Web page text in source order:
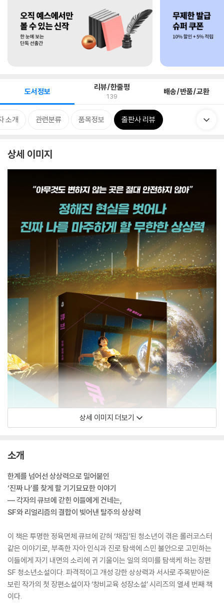
도서정보 리뷰/한줄평
139 배송/반품/교환
소개 관련분류 품목정보 출판사 리뷰
상세 이미지
상세 이미지 더보기
소개
한계를 넘어선 상상력으로 밀어붙인
‘진짜 나’를 찾게 할 기기묘묘한 이야기
― 각자의 큐브에 갇힌 이들에게 건네는,
SF와 리얼리즘의 결합이 빚어낸 탈주의 상상력
이 책은 투명한 정육면체 큐브에 갇혀 ‘채집’된 청소년이 겪은 롤러코스터
같은 이야기로, 부족한 자아 인식과 진로 탐색에 스민 불안으로 고민하는
이들에게 자기 내면의 소리에 귀 기울이는 일의 의미를 탐색케 하는 장편
SF 청소년소설이다. 파격적이고 개성 강한 상상력과 서사로 주목받아온
보린 작가의 첫 장편소설이자 ‘창비교육 성장소설’ 시리즈의 열세 번째 책
이다.